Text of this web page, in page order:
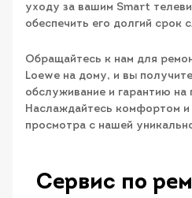
уходу за вашим Smart
обеспечить его долгий срок
Обращайтесь к нам для
Loewe на дому, и вы
обслуживание и гарантию на
Наслаждайтесь комфортом и
просмотра с нашей
Сервис по